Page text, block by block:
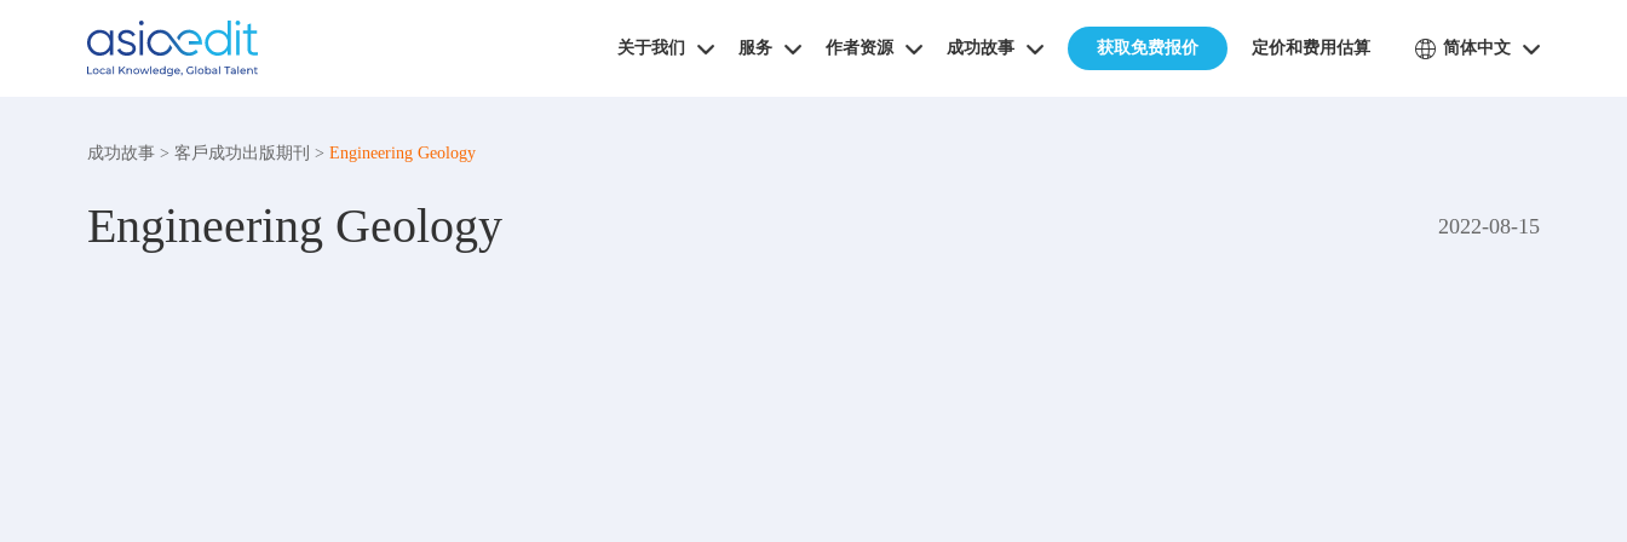
关于我们 服务 作者资源 成功故事 获取免费报价 定价和费用估算 简体中文
成功故事 > 客戶成功出版期刊 > Engineering Geology
Engineering Geology 2022-08-15